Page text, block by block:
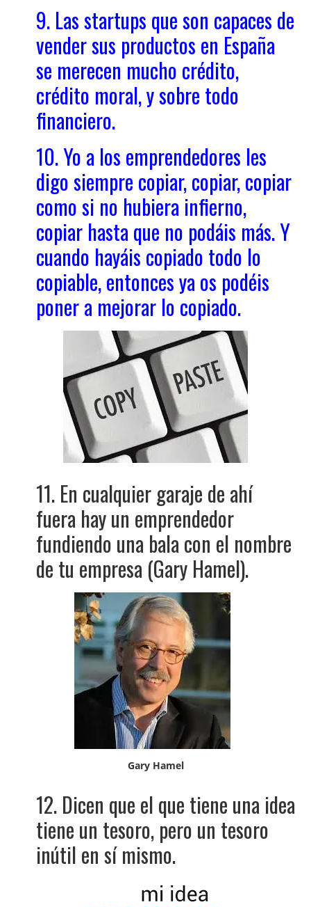
9. Las startups que son capaces de
vender sus productos en España
se merecen mucho crédito,
crédito moral, y sobre todo
financiero.
10. Yo a los emprendedores les
digo siempre copiar, copiar, copiar
como si no hubiera infierno,
copiar hasta que no podáis más. Y
cuando hayáis copiado todo lo
copiable, entonces ya os podéis
poner a mejorar lo copiado.
11. En cualquier garaje de ahí
fuera hay un emprendedor
fundiendo una bala con el nombre
de tu empresa (Gary Hamel).
Gary Hamel
12. Dicen que el que tiene una idea
tiene un tesoro, pero un tesoro
inútil en sí mismo.